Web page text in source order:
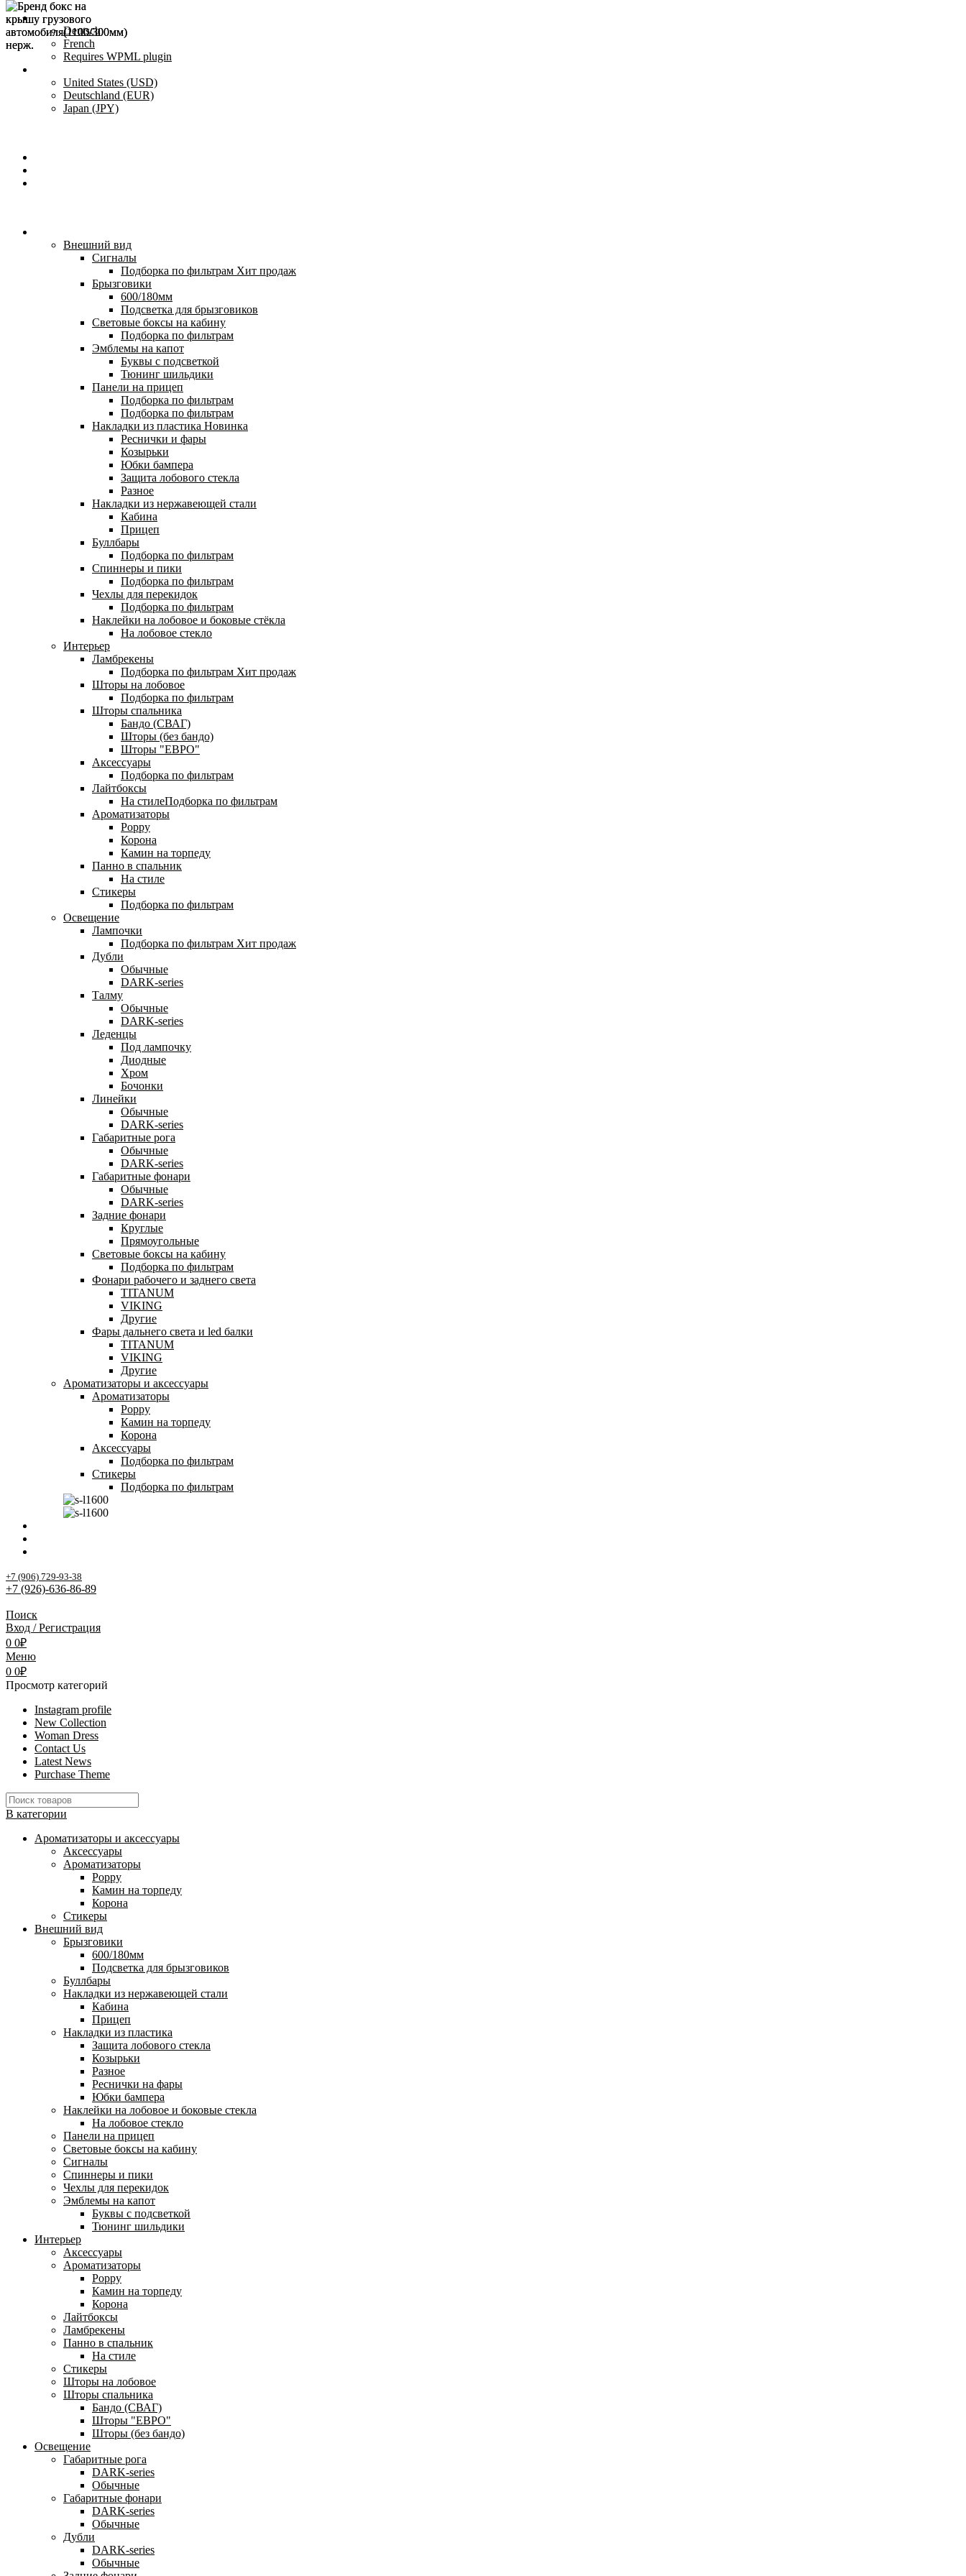
English
Deutsch
French
Requires WPML plugin
United States (USD)
Deutschland (EUR)
Japan (JPY)
Внешний вид
Сигналы
Подборка по фильтрам Хит продаж
Брызговики
600/180мм
Подсветка для брызговиков
Световые боксы на кабину
Подборка по фильтрам
Эмблемы на капот
Буквы с подсветкой
Тюнинг шильдики
Панели на прицеп
Подборка по фильтрам
Подборка по фильтрам
Накладки из пластика Новинка
Реснички и фары
Козырьки
Юбки бампера
Защита лобового стекла
Разное
Накладки из нержавеющей стали
Кабина
Прицеп
Буллбары
Подборка по фильтрам
Спиннеры и пики
Подборка по фильтрам
Чехлы для перекидок
Подборка по фильтрам
Наклейки на лобовое и боковые стёкла
На лобовое стекло
Интерьер
Ламбрекены
Подборка по фильтрам Хит продаж
Шторы на лобовое
Подборка по фильтрам
Шторы спальника
Бандо (СВАГ)
Шторы (без бандо)
Шторы "ЕВРО"
Аксессуары
Подборка по фильтрам
Лайтбоксы
На стилеПодборка по фильтрам
Ароматизаторы
Poppy
Корона
Камин на торпеду
Панно в спальник
На стиле
Стикеры
Подборка по фильтрам
Освещение
Лампочки
Подборка по фильтрам Хит продаж
Дубли
Обычные
DARK-series
Талму
Обычные
DARK-series
Леденцы
Под лампочку
Диодные
Хром
Бочонки
Линейки
Обычные
DARK-series
Габаритные рога
Обычные
DARK-series
Габаритные фонари
Обычные
DARK-series
Задние фонари
Круглые
Прямоугольные
Световые боксы на кабину
Подборка по фильтрам
Фонари рабочего и заднего света
TITANUM
VIKING
Другие
Фары дальнего света и led балки
TITANUM
VIKING
Другие
Ароматизаторы и аксессуары
Ароматизаторы
Poppy
Камин на торпеду
Корона
Аксессуары
Подборка по фильтрам
Стикеры
Подборка по фильтрам
+7 (906) 729-93-38
+7 (926)-636-86-89
Поиск
Вход / Регистрация
0 0₽
Меню
0 0₽
Просмотр категорий
Instagram profile
New Collection
Woman Dress
Contact Us
Latest News
Purchase Theme
В категории
Ароматизаторы и аксессуары
Аксессуары
Ароматизаторы
Poppy
Камин на торпеду
Корона
Стикеры
Внешний вид
Брызговики
600/180мм
Подсветка для брызговиков
Буллбары
Накладки из нержавеющей стали
Кабина
Прицеп
Накладки из пластика
Защита лобового стекла
Козырьки
Разное
Реснички на фары
Юбки бампера
Наклейки на лобовое и боковые стекла
На лобовое стекло
Панели на прицеп
Световые боксы на кабину
Сигналы
Спиннеры и пики
Чехлы для перекидок
Эмблемы на капот
Буквы с подсветкой
Тюнинг шильдики
Интерьер
Аксессуары
Ароматизаторы
Poppy
Камин на торпеду
Корона
Лайтбоксы
Ламбрекены
Панно в спальник
На стиле
Стикеры
Шторы на лобовое
Шторы спальника
Бандо (СВАГ)
Шторы "ЕВРО"
Шторы (без бандо)
Освещение
Габаритные рога
DARK-series
Обычные
Габаритные фонари
DARK-series
Обычные
Дубли
DARK-series
Обычные